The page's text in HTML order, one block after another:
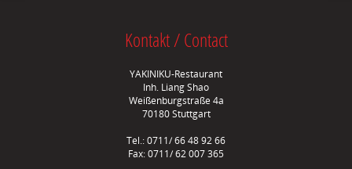
Kontakt / Contact
YAKINIKU-Restaurant
Inh. Liang Shao
Weißenburgstraße 4a
70180 Stuttgart
Tel.: 0711/ 66 48 92 66
Fax: 0711/ 62 007 365